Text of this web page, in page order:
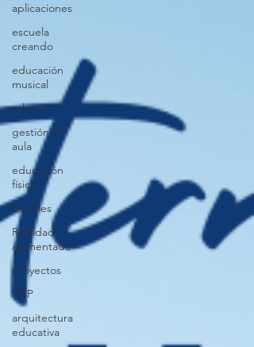
aplicaciones
escuela
creando
educación
musical
valores
gestión de
aula
educación
física
Sociales
Realidad
Aumentada
proyectos
ABP
arquitectura
educativa